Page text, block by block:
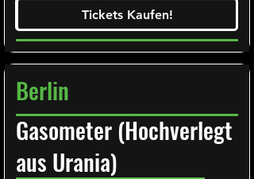
Tickets Kaufen!
Tickets Kaufen!
Berlin
Gasometer (Hochverlegt
aus Urania)